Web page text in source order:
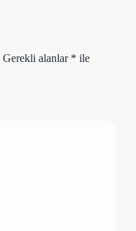
Gerekli alanlar * ile